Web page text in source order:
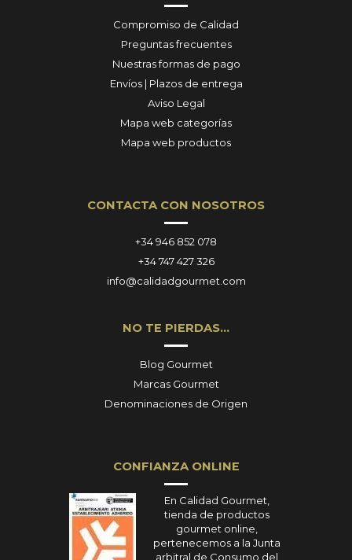
Compromiso de Calidad
Preguntas frecuentes
Nuestras formas de pago
Envíos | Plazos de entrega
Aviso Legal
Mapa web categorías
Mapa web productos
CONTACTA CON NOSOTROS
+34 946 852 078
+34 747 427 326
info@calidadgourmet.com
NO TE PIERDAS…
Blog Gourmet
Marcas Gourmet
Denominaciones de Origen
CONFIANZA ONLINE
En Calidad Gourmet,
tienda de productos
gourmet online,
pertenecemos a la Junta
arbitral de Consumo del